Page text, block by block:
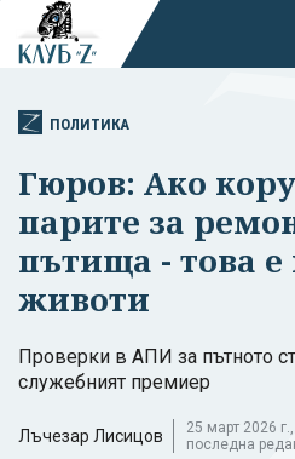
ПОЛИТИКА
Гюров: Ако
парите за
пътища - това
животи
Проверки в АПИ за пътното
служебният премиер
Лъчезар Лисицов
25 март 2026
последна